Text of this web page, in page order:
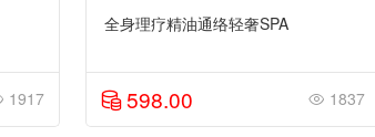
1917
全身理疗精油通络轻奢SPA
598.00 1837